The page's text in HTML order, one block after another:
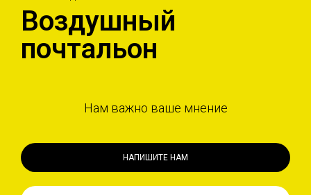
Воздушный
почтальон
Нам важно ваше мнение
НАПИШИТЕ НАМ